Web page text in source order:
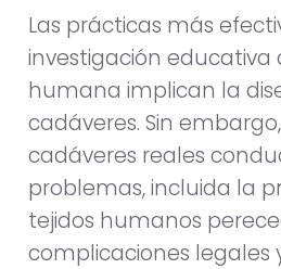
Las prácticas más
investigación
humana implican la
cadáveres. Sin
cadáveres reales
problemas, incluida la
tejidos humanos
complicaciones legales